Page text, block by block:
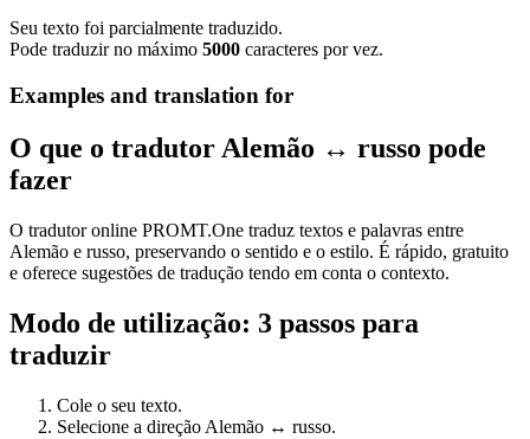
Seu texto foi parcialmente traduzido.
Pode traduzir no máximo 5000 caracteres por vez.
Examples and translation for
O que o tradutor Alemão ↔ russo pode
fazer
O tradutor online PROMT.One traduz textos e palavras entre
Alemão e russo, preservando o sentido e o estilo. É rápido, gratuito
e oferece sugestões de tradução tendo em conta o contexto.
Modo de utilização: 3 passos para
traduzir
Cole o seu texto.
Selecione a direção Alemão ↔ russo.